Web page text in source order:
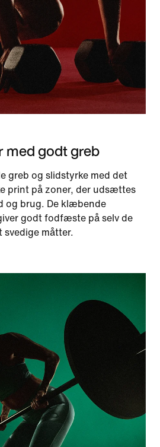
med godt greb
greb og slidstyrke med det
print på zoner, der udsættes
og brug. De klæbende
godt fodfæste på selv de
svedige måtter.